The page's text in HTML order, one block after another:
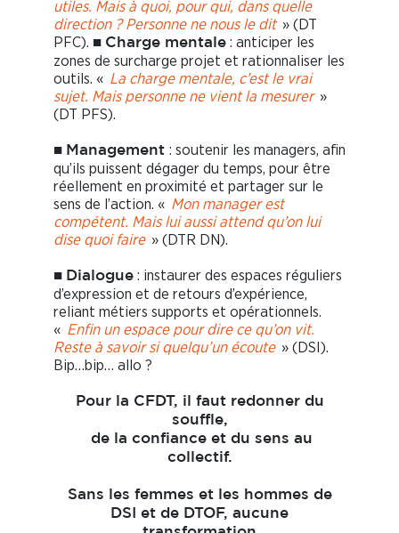
utiles. Mais à quoi, pour qui, dans quelle
direction ? Personne ne nous le dit » (DT
PFC). ■ Charge mentale : anticiper les
zones de surcharge projet et rationnaliser les
outils. « La charge mentale, c’est le vrai
sujet. Mais personne ne vient la mesurer »
(DT PFS).
■ Management : soutenir les managers, afin
qu’ils puissent dégager du temps, pour être
réellement en proximité et partager sur le
sens de l’action. « Mon manager est
compétent. Mais lui aussi attend qu’on lui
dise quoi faire » (DTR DN).
■ Dialogue : instaurer des espaces réguliers
d’expression et de retours d’expérience,
reliant métiers supports et opérationnels.
« Enfin un espace pour dire ce qu’on vit.
Reste à savoir si quelqu’un écoute » (DSI).
Bip…bip… allo ?
Pour la CFDT, il faut redonner du
souffle,
de la confiance et du sens au
collectif.
Sans les femmes et les hommes de
DSI et de DTOF, aucune